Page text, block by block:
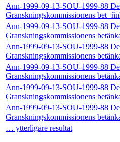
Ann-1999-09-13-SOU-1999-88
Granskningskommissionens
Ann-1999-09-13-SOU-1999-88
Granskningskommissionens
Ann-1999-09-13-SOU-1999-88
Granskningskommissionens
Ann-1999-09-13-SOU-1999-88
Granskningskommissionens
Ann-1999-09-13-SOU-1999-88
Granskningskommissionens
Ann-1999-09-13-SOU-1999-88
Granskningskommissionens
… ytterligare resultat